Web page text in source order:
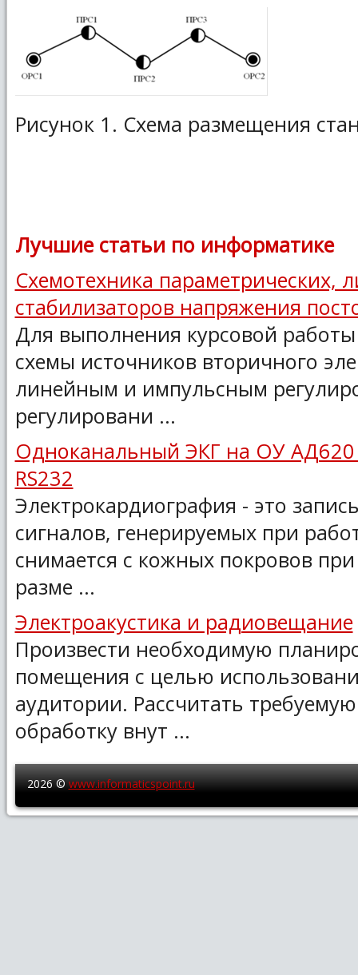
Рисунок 1. Схема размещения
Лучшие статьи по информатике
Схемотехника параметрических,
стабилизаторов напряжения
Для выполнения курсовой
схемы источников вторичного
линейным и импульсным
регулировани ...
Одноканальный ЭКГ на ОУ
RS232
Электрокардиография - это
сигналов, генерируемых при
снимается с кожных покровов
разме ...
Электроакустика и радиовещание
Произвести необходимую
помещения с целью
аудитории. Рассчитать
обработку внут ...
2026 ©www.informaticspoint.ru